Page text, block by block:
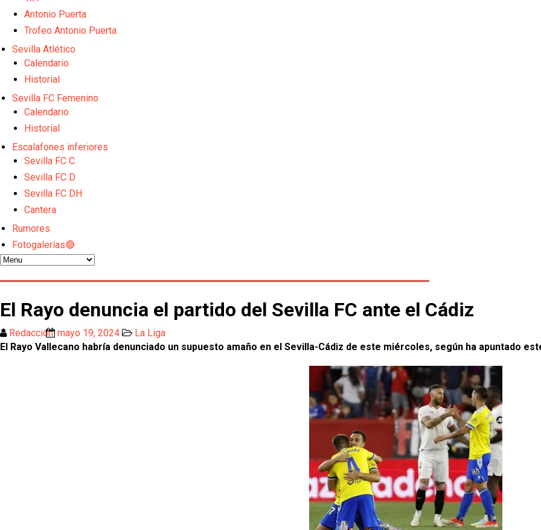
El Sevilla FC empieza a inscribir a los nuevos fichajes
Opinión | "Carta abierta a Alberto Flores" por Rafa García
Miguel Sierra: La temporada pasada se vio reflejado que podemos tirar para delante y trabajamos con
Antonio Puerta
Trofeo Antonio Puerta
Sevilla Atlético
Calendario
Historial
Sevilla FC Femenino
Calendario
Historial
Escalafones inferiores
Sevilla FC C
Sevilla FC D
Sevilla FC DH
Cantera
Rumores
Fotogalerías🔴
El Rayo denuncia el partido del Sevilla FC ante el Cádiz
Redacción mayo 19, 2024
La Liga
El Rayo Vallecano habría denunciado un supuesto amaño en el Sevilla-Cádiz de este miércoles, según ha apuntado